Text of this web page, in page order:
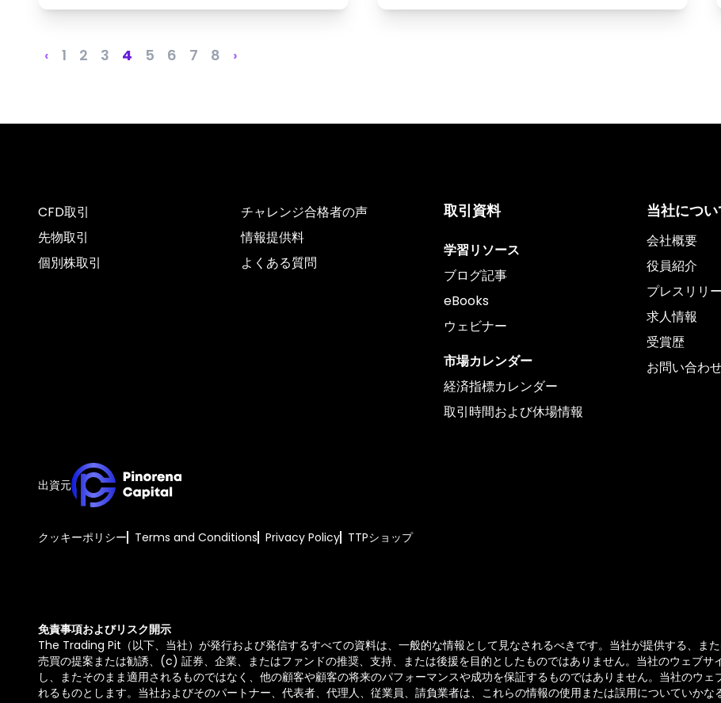
‹ 1 2 3 4 5 6 7 8 ›
CFD取引
先物取引
個別株取引
チャレンジ合格者の声
情報提供料
よくある質問
取引資料
学習リソース
ブログ記事
eBooks
ウェビナー
市場カレンダー
経済指標カレンダー
取引時間および休場情報
当社につい
会社概要
役員紹介
プレスリリ
求人情報
受賞歴
お問い合わ
出資元
クッキーポリシー Terms and Conditions Privacy Policy TTPショップ
免責事項およびリスク開示
The Trading Pit（以下、当社）が発行および発信するすべての資料は、一般的な情報として見なされるべきです。当社が提供する、
売買の提案または勧誘、(c) 証券、企業、またはファンドの推奨、支持、または後援を目的としたものではありません。当社のウェブ
し、またそのまま適用されるものではなく、他の顧客や顧客の将来のパフォーマンスや成功を保証するものではありません。当社のウ
れるものとします。当社およびそのパートナー、代表者、代理人、従業員、請負業者は、これらの情報の使用または誤用についていかな